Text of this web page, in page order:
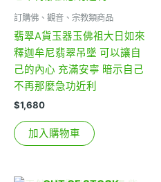
訂購佛、觀音、宗教類商品
翡翠A貨玉器玉佛祖大日如來
釋迦牟尼翡翠吊墜 可以讓自
己的內心 充滿安寧 暗示自己
不再那麼急功近利
$1,680
加入購物車